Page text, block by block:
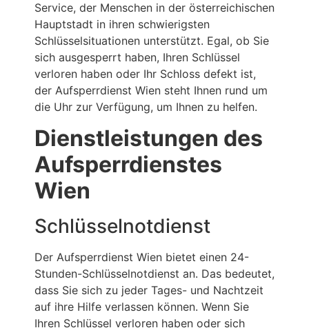
Service, der Menschen in der österreichischen
Hauptstadt in ihren schwierigsten
Schlüsselsituationen unterstützt. Egal, ob Sie
sich ausgesperrt haben, Ihren Schlüssel
verloren haben oder Ihr Schloss defekt ist,
der Aufsperrdienst Wien steht Ihnen rund um
die Uhr zur Verfügung, um Ihnen zu helfen.
Dienstleistungen des
Aufsperrdienstes
Wien
Schlüsselnotdienst
Der Aufsperrdienst Wien bietet einen 24-
Stunden-Schlüsselnotdienst an. Das bedeutet,
dass Sie sich zu jeder Tages- und Nachtzeit
auf ihre Hilfe verlassen können. Wenn Sie
Ihren Schlüssel verloren haben oder sich